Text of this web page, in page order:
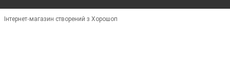
Інтернет-магазин створений з Хорошоп